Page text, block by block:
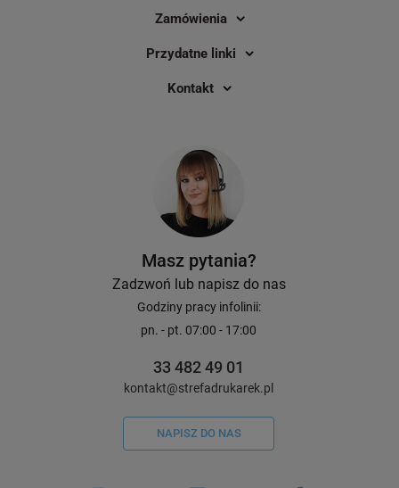
przedstawiające produkt, nie będą tak
ciekawe i przekonujące, jak sprawdzenie
drukarki E550W w środowisku pracy, do
jakiego została zaprojektowana.
Zamówienia
Przydatne linki
Kontakt
Masz pytania?
Zadzwoń lub napisz do nas
Godziny pracy infolinii:
pn. - pt. 07:00 - 17:00
33 482 49 01
kontakt@strefadrukarek.pl
NAPISZ DO NAS